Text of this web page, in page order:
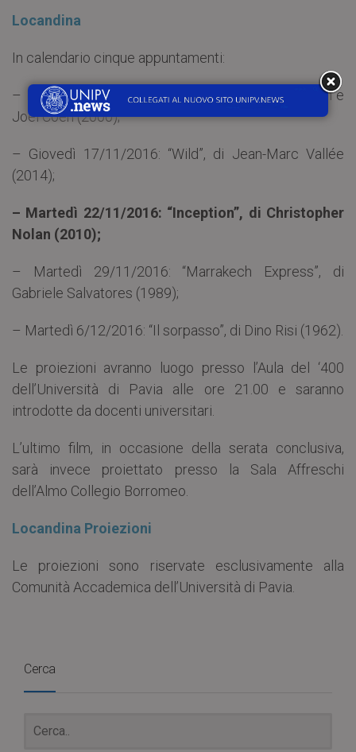
Locandina
In calendario cinque appuntamenti:
– Martedì 8/11/2016: “Fratello, dove sei?”, di Ethan e
Joel Coen (2000);
– Giovedì 17/11/2016: “Wild”, di Jean-Marc Vallée
(2014);
– Martedì 22/11/2016: “Inception”, di Christopher
Nolan (2010);
– Martedì 29/11/2016: “Marrakech Express”, di
Gabriele Salvatores (1989);
– Martedì 6/12/2016: “Il sorpasso”, di Dino Risi (1962).
Le proiezioni avranno luogo presso l’Aula del ‘400
dell’Università di Pavia alle ore 21.00 e saranno
introdotte da docenti universitari.
L’ultimo film, in occasione della serata conclusiva,
sarà invece proiettato presso la Sala Affreschi
dell’Almo Collegio Borromeo.
Locandina Proiezioni
Le proiezioni sono riservate esclusivamente alla
Comunità Accademica dell’Università di Pavia.
Cerca